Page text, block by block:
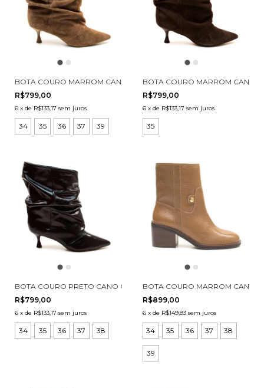
BOTA COURO MARROM CANO CURTO SLOUCHY CECCONELLO
R$799,00
6 x de R$133,17 sem juros
34 35 36 37 39
BOTA COURO MARROM CANO
R$799,00
6 x de R$133,17 sem juros
35
BOTA COURO PRETO CANO CURTO SLOUCHY CECCONELLO
R$799,00
6 x de R$133,17 sem juros
34 35 36 37 38
BOTA COURO MARROM CANO
R$899,00
6 x de R$149,83 sem juros
34 35 36 37 38
39